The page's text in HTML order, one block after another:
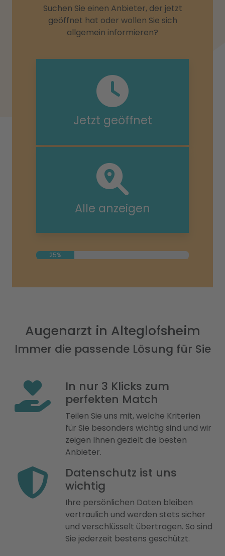
Suchen Sie einen Anbieter, der jetzt
geöffnet hat oder wollen Sie sich
allgemein informieren?
Jetzt geöffnet
Alle anzeigen
25%
Augenarzt in Alteglofsheim
Immer die passende Lösung für Sie
In nur 3 Klicks zum
perfekten Match
Teilen Sie uns mit, welche Kriterien
für Sie besonders wichtig sind und wir
zeigen Ihnen gezielt die besten
Anbieter.
Datenschutz ist uns
wichtig
Ihre persönlichen Daten bleiben
vertraulich und werden stets sicher
und verschlüsselt übertragen. So sind
Sie jederzeit bestens geschützt.